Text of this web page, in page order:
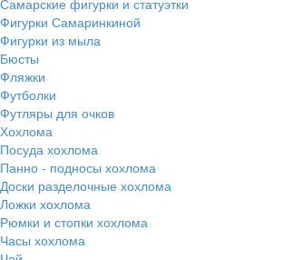
Фигурки Самаринкиной
Фигурки из мыла
Бюсты
Фляжки
Футболки
Футляры для очков
Хохлома
Посуда хохлома
Панно - подносы хохлома
Доски разделочные хохлома
Ложки хохлома
Рюмки и стопки хохлома
Часы хохлома